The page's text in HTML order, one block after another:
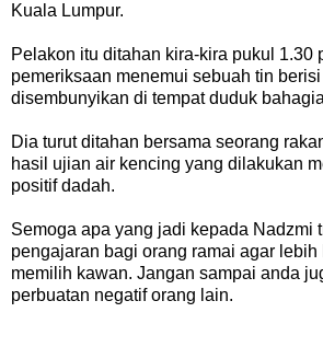
Kuala Lumpur.
Pelakon itu ditahan kira-kira pukul 1.30
pemeriksaan menemui sebuah tin
disembunyikan di tempat duduk
Dia turut ditahan bersama seorang
hasil ujian air kencing yang dilakukan
positif dadah.
Semoga apa yang jadi kepada Nadzmi
pengajaran bagi orang ramai agar
memilih kawan. Jangan sampai anda
perbuatan negatif orang lain.